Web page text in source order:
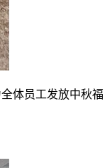
体员工发放中秋福